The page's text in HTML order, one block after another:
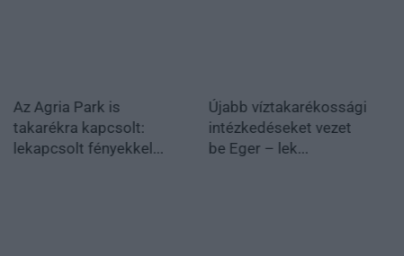
Az Agria Park is
takarékra kapcsolt:
lekapcsolt fényekkel...
Újabb víztakarékossági
intézkedéseket vezet
be Eger – lek...